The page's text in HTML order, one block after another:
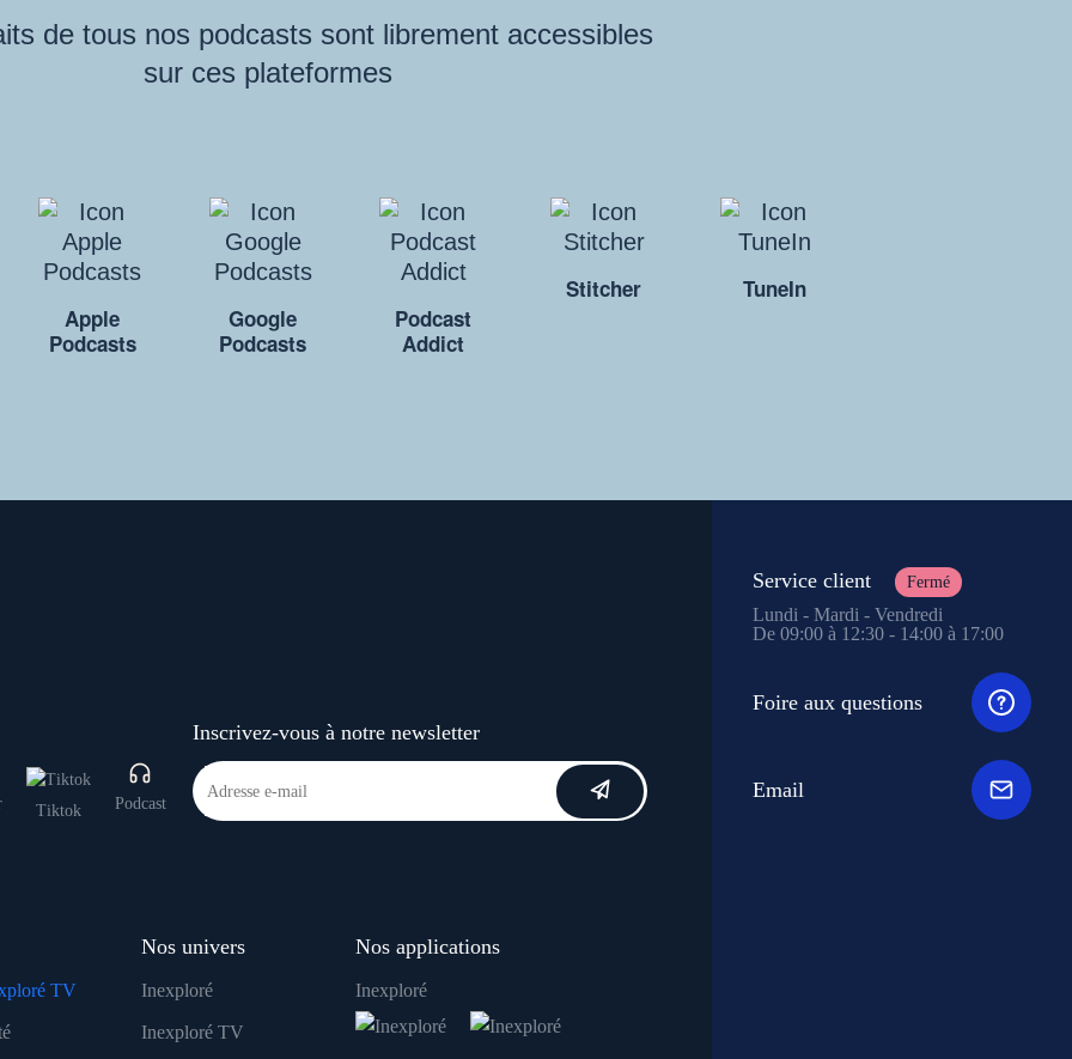
de tous nos podcasts sont librement accessibles
sur ces plateformes
Apple
Podcasts
Google
Podcasts
Podcast
Addict
Stitcher TuneIn
Tiktok Podcast
Inscrivez-vous à notre newsletter
TV
Nos univers
Inexploré
Inexploré TV
Nos applications
Inexploré
Service client Fermé
Lundi - Mardi - Vendredi
De 09:00 à 12:30 - 14:00 à 17:00
Foire aux questions
Email